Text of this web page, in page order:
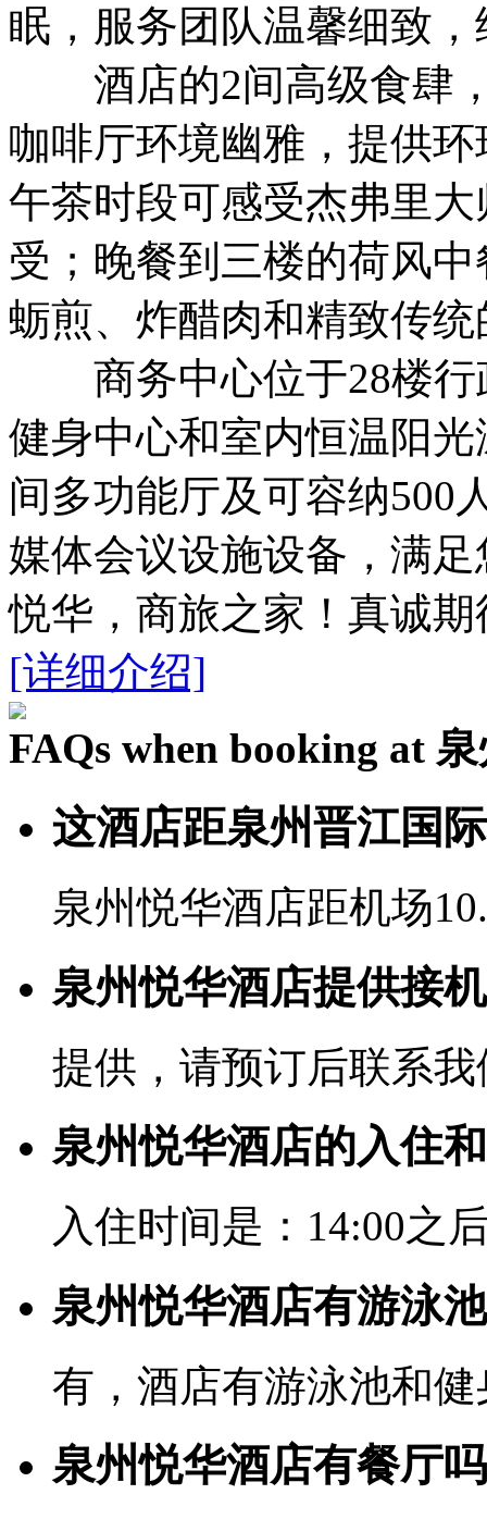
眠，服务团队温馨细致
酒店的2间高级食肆，
咖啡厅环境幽雅，提供
午茶时段可感受杰弗里
受；晚餐到三楼的荷风
蛎煎、炸醋肉和精致传
商务中心位于28楼行
健身中心和室内恒温阳
间多功能厅及可容纳500
媒体会议设施设备，满
悦华，商旅之家！真诚
[详细介绍]
FAQs when booking at
这酒店距泉州晋江国
泉州悦华酒店距机场
泉州悦华酒店提供接
提供，请预订后联系
泉州悦华酒店的入住
入住时间是：14:00之
泉州悦华酒店有游泳
有，酒店有游泳池和
泉州悦华酒店有餐厅